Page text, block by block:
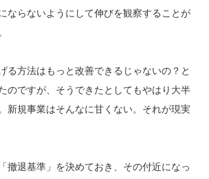
ならないようにして伸びを観察することが
る方法はもっと改善できるじゃないの？と
のですが、そうできたとしてもやはり大半
新規事業はそんなに甘くない。それが現実
撤退基準」を決めておき、その付近になっ